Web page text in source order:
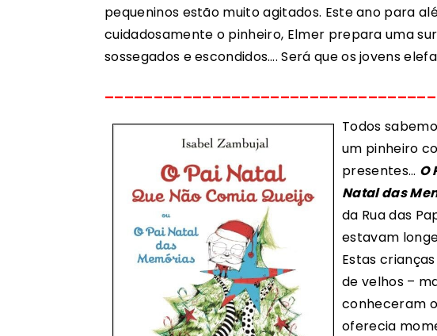
pequeninos estão muito agitados. Este ano para
cuidadosamente o pinheiro, Elmer prepara uma
sossegados e escondidos…. Será que os jovens
Todos
um pinheiro
presentes… O
Natal das
da Rua das
estavam
Estas
de velhos –
conheceram
oferecia